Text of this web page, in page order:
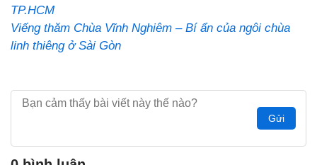
TP.HCM
Viếng thăm Chùa Vĩnh Nghiêm – Bí ẩn của ngôi chùa
linh thiêng ở Sài Gòn
Gửi